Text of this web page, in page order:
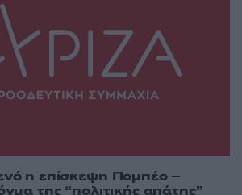
η επίσκεψη Πομπέο –
της “πολιτικής απάτης”